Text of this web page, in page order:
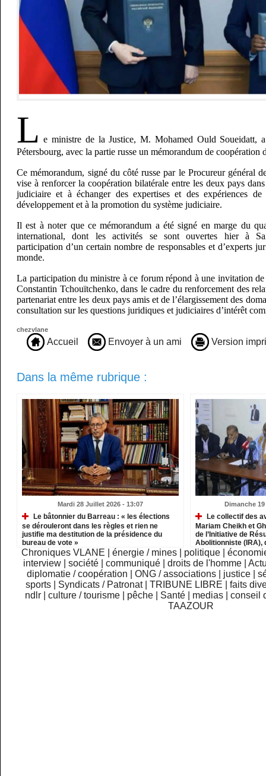
L e ministre de la Justice, M. Mohamed Ould Soueidatt,
Pétersbourg, avec la partie russe un mémorandum de coopération
Ce mémorandum, signé du côté russe par le Procureur général
vise à renforcer la coopération bilatérale entre les deux pays
judiciaire et à échanger des expertises et des expériences
développement et à la promotion du système judiciaire.
Il est à noter que ce mémorandum a été signé en marge du
international, dont les activités se sont ouvertes hier à
participation d’un certain nombre de responsables et d’experts
monde.
La participation du ministre à ce forum répond à une invitation
Constantin Tchouïtchenko, dans le cadre du renforcement des
partenariat entre les deux pays amis et de l’élargissement des
consultation sur les questions juridiques et judiciaires d’intérêt
chezvlane
Accueil Envoyer à un ami Version
Dans la même rubrique :
Mardi 28 Juillet 2026 - 13:07
Le bâtonnier du Barreau : « les élections
se dérouleront dans les règles et rien ne
justifie ma destitution de la présidence du
bureau de vote »
Dimanche
Le collectif des
Mariam Cheikh et
de l’Initiative de
Abolitionniste (IRA),
à deux ans de
perte des droits
Chroniques VLANE énergie / mines politique
interview
|société |communiqué |droits de l'homme |
diplomatie / coopération
ONG / associations justice
sports
Syndicats / Patronat TRIBUNE LIBRE
faits
ndlr
|culture / tourisme pêche Santé medias |conseil
TAAZOUR